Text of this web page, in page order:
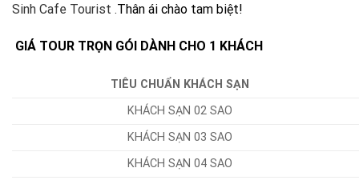
Sinh Cafe Tourist .Thân ái chào tam biệt!
GIÁ TOUR TRỌN GÓI DÀNH CHO 1 KHÁCH
TIÊU CHUẨN KHÁCH SẠN
KHÁCH SẠN 02 SAO
KHÁCH SẠN 03 SAO
KHÁCH SẠN 04 SAO